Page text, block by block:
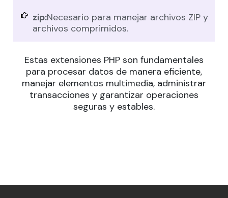
zip:Necesario para manejar archivos ZIP y
archivos comprimidos.
Estas extensiones PHP son fundamentales
para procesar datos de manera eficiente,
manejar elementos multimedia, administrar
transacciones y garantizar operaciones
seguras y estables.